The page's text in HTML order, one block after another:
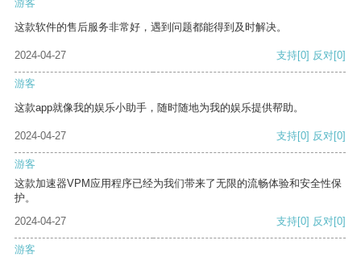
游客
这款软件的售后服务非常好，遇到问题都能得到及时解决。
2024-04-27 支持[0] 反对[0]
游客
这款app就像我的娱乐小助手，随时随地为我的娱乐提供帮助。
2024-04-27 支持[0] 反对[0]
游客
这款加速器VPM应用程序已经为我们带来了无限的流畅体验和安全性保
护。
2024-04-27
支持[0] 反对[0]
游客